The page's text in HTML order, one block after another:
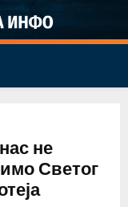
не
Светог